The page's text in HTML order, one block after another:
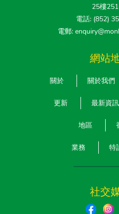
25樓
電話: (852)
電郵:
網站
關於 關於我們
更新 最新資訊
地區
業務 特
社交